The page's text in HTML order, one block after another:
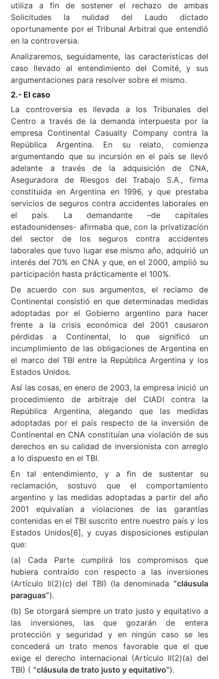
utiliza a fin de sostener el rechazo de ambas
Solicitudes la nulidad del Laudo dictado
oportunamente por el Tribunal Arbitral que entendió
en la controversia.
Analizaremos, seguidamente, las características del
caso llevado al entendimiento del Comité, y sus
argumentaciones para resolver sobre el mismo.
2.- El caso
La controversia es llevada a los Tribunales del
Centro a través de la demanda interpuesta por la
empresa Continental Casualty Company contra la
República Argentina. En su relato, comienza
argumentando que su incursión en el país se llevó
adelante a través de la adquisición de CNA,
Aseguradora de Riesgos del Trabajo S.A., firma
constituida en Argentina en 1996, y que prestaba
servicios de seguros contra accidentes laborales en
el país. La demandante –de capitales
estadounidenses- afirmaba que, con la privatización
del sector de los seguros contra accidentes
laborales que tuvo lugar ese mismo año, adquirió un
interés del 70% en CNA y que, en el 2000, amplió su
participación hasta prácticamente el 100%.
De acuerdo con sus argumentos, el reclamo de
Continental consistió en que determinadas medidas
adoptadas por el Gobierno argentino para hacer
frente a la crisis económica del 2001 causaron
pérdidas a Continental, lo que significó un
incumplimiento de las obligaciones de Argentina en
el marco del TBI entre la República Argentina y los
Estados Unidos.
Así las cosas, en enero de 2003, la empresa inició un
procedimiento de arbitraje del CIADI contra la
República Argentina, alegando que las medidas
adoptadas por el país respecto de la inversión de
Continental en CNA constituían una violación de sus
derechos en su calidad de inversionista con arreglo
a lo dispuesto en el TBI.
En tal entendimiento, y a fin de sustentar su
reclamación, sostuvo que el comportamiento
argentino y las medidas adoptadas a partir del año
2001 equivalían a violaciones de las garantías
contenidas en el TBI suscrito entre nuestro país y los
Estados Unidos[6], y cuyas disposiciones estipulan
que:
(a) Cada Parte cumplirá los compromisos que
hubiera contraído con respecto a las inversiones
(Artículo II(2)(c) del TBI) (la denominada “cláusula
paraguas”).
(b) Se otorgará siempre un trato justo y equitativo a
las inversiones, las que gozarán de entera
protección y seguridad y en ningún caso se les
concederá un trato menos favorable que el que
exige el derecho internacional (Artículo II(2)(a) del
TBI) (“cláusula de trato justo y equitativo”).